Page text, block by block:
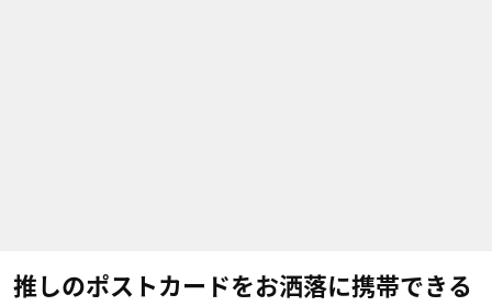
推しのポストカードをお洒落に携帯できる